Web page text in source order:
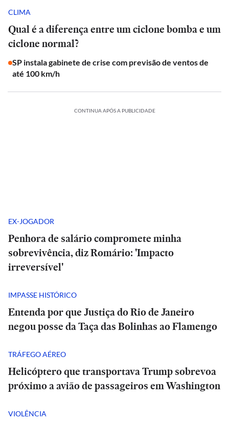
CLIMA
Qual é a diferença entre um ciclone bomba e um
ciclone normal?
SP instala gabinete de crise com previsão de ventos de
até 100 km/h
CONTINUA APÓS A PUBLICIDADE
EX-JOGADOR
Penhora de salário compromete minha
sobrevivência, diz Romário: 'Impacto
irreversível'
IMPASSE HISTÓRICO
Entenda por que Justiça do Rio de Janeiro
negou posse da Taça das Bolinhas ao Flamengo
TRÁFEGO AÉREO
Helicóptero que transportava Trump sobrevoa
próximo a avião de passageiros em Washington
VIOLÊNCIA